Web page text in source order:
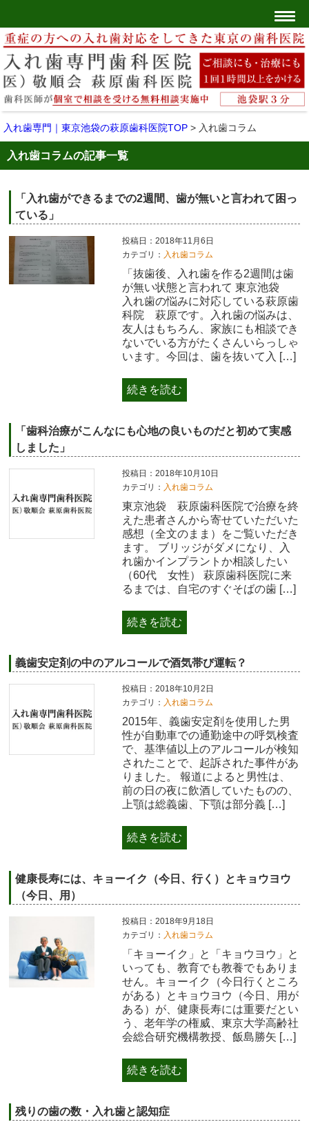
入れ歯専門｜東京池袋の萩原歯科医院TOP > 入れ歯コラム
入れ歯コラムの記事一覧
「入れ歯ができるまでの2週間、歯が無いと言われて困っ
ている」
投稿日：2018年11月6日
カテゴリ： 入れ歯コラム
「抜歯後、入れ歯を作る2週間は歯
が無い状態と言われて 東京池袋
入れ歯の悩みに対応している萩原歯
科院 萩原です。入れ歯の悩みは、
友人はもちろん、家族にも相談でき
ないでいる方がたくさんいらっしゃ
います。今回は、歯を抜いて入 […]
続きを読む
「歯科治療がこんなにも心地の良いものだと初めて実感
しました」
投稿日：2018年10月10日
カテゴリ： 入れ歯コラム
東京池袋 萩原歯科医院で治療を終
えた患者さんから寄せていただいた
感想（全文のまま）をご覧いただき
ます。 ブリッジがダメになり、入
れ歯かインプラントか相談したい
（60代 女性） 萩原歯科医院に来
るまでは、自宅のすぐそばの歯 […]
続きを読む
義歯安定剤の中のアルコールで酒気帯び運転？
投稿日：2018年10月2日
カテゴリ： 入れ歯コラム
2015年、義歯安定剤を使用した男
性が自動車での通勤途中の呼気検査
で、基準値以上のアルコールが検知
されたことで、起訴された事件があ
りました。 報道によると男性は、
前の日の夜に飲酒していたものの、
上顎は総義歯、下顎は部分義 […]
続きを読む
健康長寿には、キョーイク（今日、行く）とキョウヨウ
（今日、用）
投稿日：2018年9月18日
カテゴリ： 入れ歯コラム
「キョーイク」と「キョウヨウ」と
いっても、教育でも教養でもありま
せん。キョーイク（今日行くところ
がある）とキョウヨウ（今日、用が
ある）が、健康長寿には重要だとい
う、老年学の権威、東京大学高齢社
会総合研究機構教授、飯島勝矢 […]
続きを読む
残りの歯の数・入れ歯と認知症